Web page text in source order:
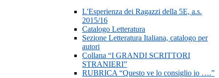
L'Esperienza dei Ragazzi della 5E, a.s.
2015/16
Catalogo Letteratura
Sezione Letteratura Italiana, catalogo per
autori
Collana “I GRANDI SCRITTORI
STRANIERI”
RUBRICA “Questo ve lo consiglio io ….”